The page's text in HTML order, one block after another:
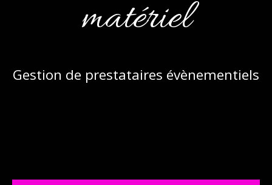
matériel
Gestion de prestataires évènementiels